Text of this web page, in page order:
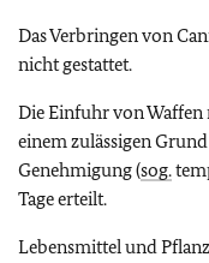
Das Verbringen von
nicht gestattet.
Die Einfuhr von Waffen
einem zulässigen
Genehmigung (sog.
Tage erteilt.
Lebensmittel und